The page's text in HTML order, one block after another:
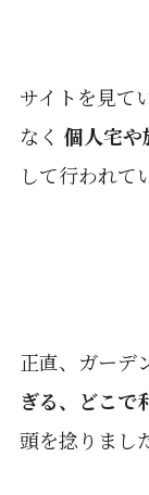
サイトを見て
なく 個人宅や
して行われて
正直、ガーデ
ぎる、どこで
頭を捻りまし